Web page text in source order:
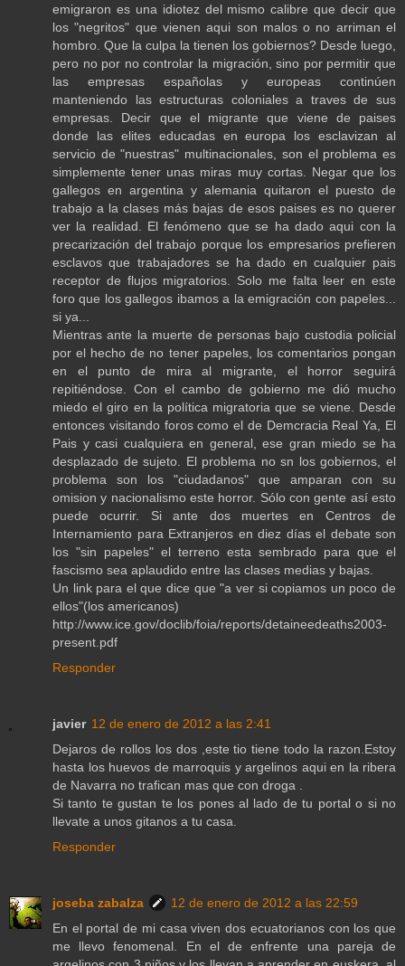
emigraron es una idiotez del mismo calibre que decir que
los "negritos" que vienen aqui son malos o no arriman el
hombro. Que la culpa la tienen los gobiernos? Desde luego,
pero no por no controlar la migración, sino por permitir que
las empresas españolas y europeas continúen
manteniendo las estructuras coloniales a traves de sus
empresas. Decir que el migrante que viene de paises
donde las elites educadas en europa los esclavizan al
servicio de "nuestras" multinacionales, son el problema es
simplemente tener unas miras muy cortas. Negar que los
gallegos en argentina y alemania quitaron el puesto de
trabajo a la clases más bajas de esos paises es no querer
ver la realidad. El fenómeno que se ha dado aqui con la
precarización del trabajo porque los empresarios prefieren
esclavos que trabajadores se ha dado en cualquier pais
receptor de flujos migratorios. Solo me falta leer en este
foro que los gallegos ibamos a la emigración con papeles...
si ya...
Mientras ante la muerte de personas bajo custodia policial
por el hecho de no tener papeles, los comentarios pongan
en el punto de mira al migrante, el horror seguirá
repitiéndose. Con el cambo de gobierno me dió mucho
miedo el giro en la política migratoria que se viene. Desde
entonces visitando foros como el de Demcracia Real Ya, El
Pais y casi cualquiera en general, ese gran miedo se ha
desplazado de sujeto. El problema no sn los gobiernos, el
problema son los "ciudadanos" que amparan con su
omision y nacionalismo este horror. Sólo con gente así esto
puede ocurrir. Si ante dos muertes en Centros de
Internamiento para Extranjeros en diez días el debate son
los "sin papeles" el terreno esta sembrado para que el
fascismo sea aplaudido entre las clases medias y bajas.
Un link para el que dice que "a ver si copiamos un poco de
ellos"(los americanos)
http://www.ice.gov/doclib/foia/reports/detaineedeaths2003-
present.pdf
Responder
javier 12 de enero de 2012 a las 2:41
Dejaros de rollos los dos ,este tio tiene todo la razon.Estoy
hasta los huevos de marroquis y argelinos aqui en la ribera
de Navarra no trafican mas que con droga .
Si tanto te gustan te los pones al lado de tu portal o si no
llevate a unos gitanos a tu casa.
Responder
joseba zabalza
12 de enero de 2012 a las 22:59
En el portal de mi casa viven dos ecuatorianos con los que
me llevo fenomenal. En el de enfrente una pareja de